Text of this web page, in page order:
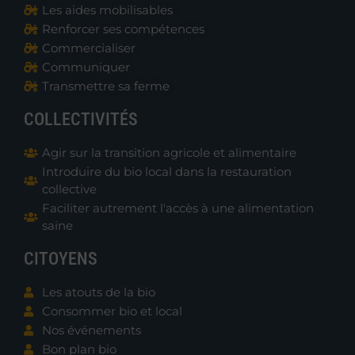
Les aides mobilisables
Renforcer ses compétences
Commercialiser
Communiquer
Transmettre sa ferme
COLLECTIVITÉS
Agir sur la transition agricole et alimentaire
Introduire du bio local dans la restauration
collective
Faciliter autrement l'accès à une alimentation
saine
CITOYENS
Les atouts de la bio
Consommer bio et local
Nos événements
Bon plan bio